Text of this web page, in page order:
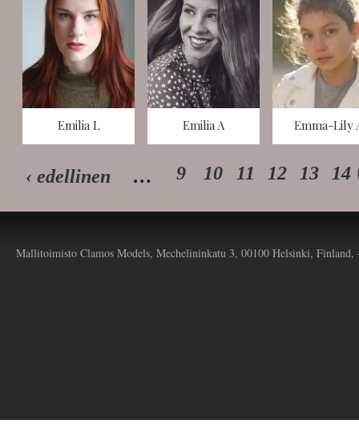
Emilia L Emilia A Emma-Lily
‹ edellinen … 9 10 11 12 13 14
Mallitoimisto Clamos Models, Mechelininkatu 3, 00100 Helsinki,